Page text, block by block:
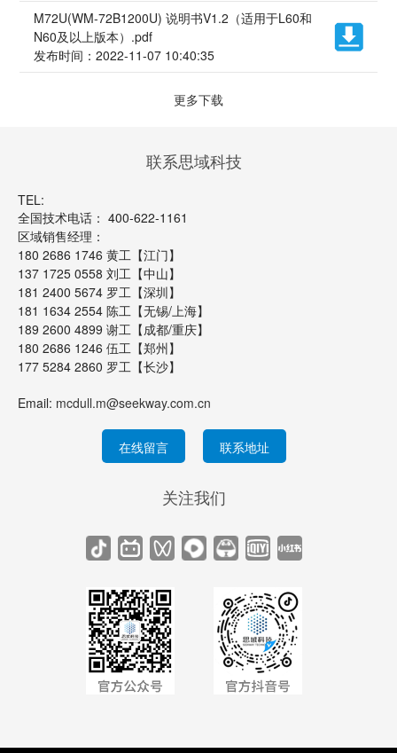
M72U(WM-72B1200U) 说明书V1.2（适用于L60和
N60及以上版本）.pdf
发布时间：2022-11-07 10:40:35
更多下载
联系思域科技
TEL:
全国技术电话： 400-622-1161
区域销售经理：
180 2686 1746 黄工【江门】
137 1725 0558 刘工【中山】
181 2400 5674 罗工【深圳】
181 1634 2554 陈工【无锡/上海】
189 2600 4899 谢工【成都/重庆】
180 2686 1246 伍工【郑州】
177 5284 2860 罗工【长沙】
Email: mcdull.m@seekway.com.cn
在线留言 联系地址
关注我们